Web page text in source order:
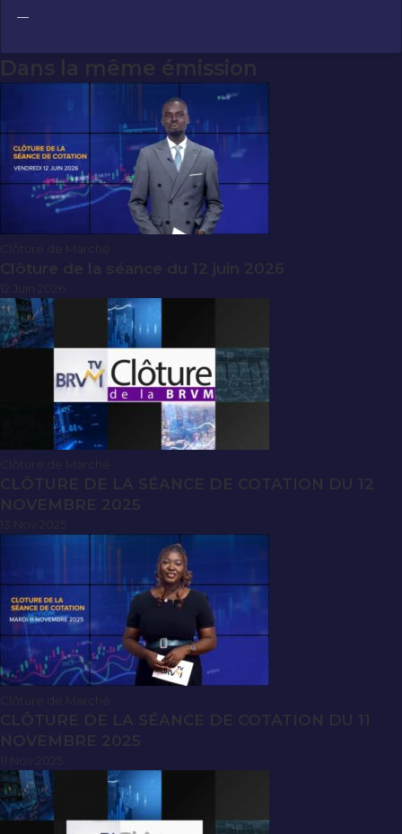
—
Dans la même émission
Clôture de la séance du 12 juin 2026
CLÔTURE DE LA SÉANCE DE COTATION DU 12
NOVEMBRE 2025
CLÔTURE DE LA SÉANCE DE COTATION DU 11
NOVEMBRE 2025